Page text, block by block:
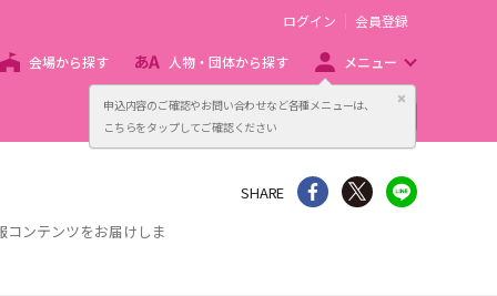
申込内容のご確認やお問い合わせなど各種メニューは、
こちらをタップしてご確認ください
閉じる
ログイン 会員登録
会場から探す 人物・団体から探す メニュー
主催者向け販売サービス
ンテンツをお届けしま
SHARE シェア Twitter